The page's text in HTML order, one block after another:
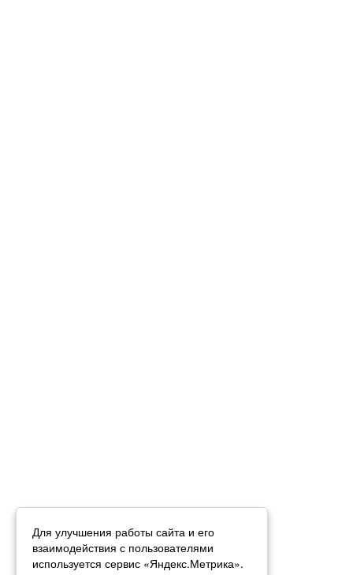
Для улучшения работы сайта и его
взаимодействия с пользователями
используется сервис «Яндекс.Метрика».